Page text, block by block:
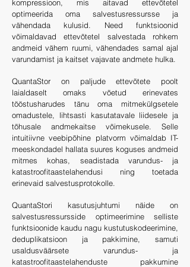
kompressioon, mis aitavad ettevõtetel
optimeerida oma salvestusressursse ja
vähendada kulusid. Need funktsioonid
võimaldavad ettevõtetel salvestada rohkem
andmeid vähem ruumi, vähendades samal ajal
varundamist ja kaitset vajavate andmete hulka.
QuantaStor on paljude ettevõtete poolt
laialdaselt omaks võetud erinevates
tööstusharudes tänu oma mitmekülgsetele
omadustele, lihtsasti kasutatavale liidesele ja
tõhusale andmekaitse võimekusele. Selle
intuitiivne veebipõhine platvorm võimaldab IT-
meeskondadel hallata suures koguses andmeid
mitmes kohas, seadistada varundus- ja
katastroofitaastelahendusi ning toetada
erinevaid salvestusprotokolle.
QuantaStori kasutusjuhtumi näide on
salvestusressursside optimeerimine selliste
funktsioonide kaudu nagu kustutuskodeerimine,
deduplikatsioon ja pakkimine, samuti
usaldusväärsete varundus- ja
katastroofitaastelahenduste pakkumine